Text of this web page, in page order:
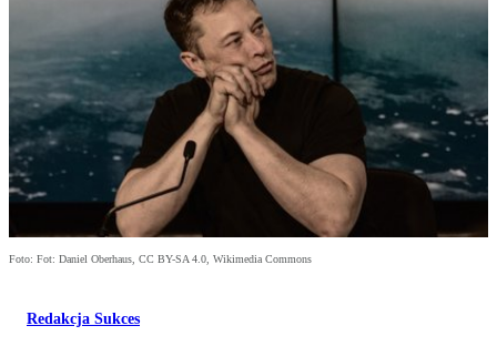
Foto: Fot: Daniel Oberhaus, CC BY-SA 4.0, Wikimedia Commons
Redakcja Sukces